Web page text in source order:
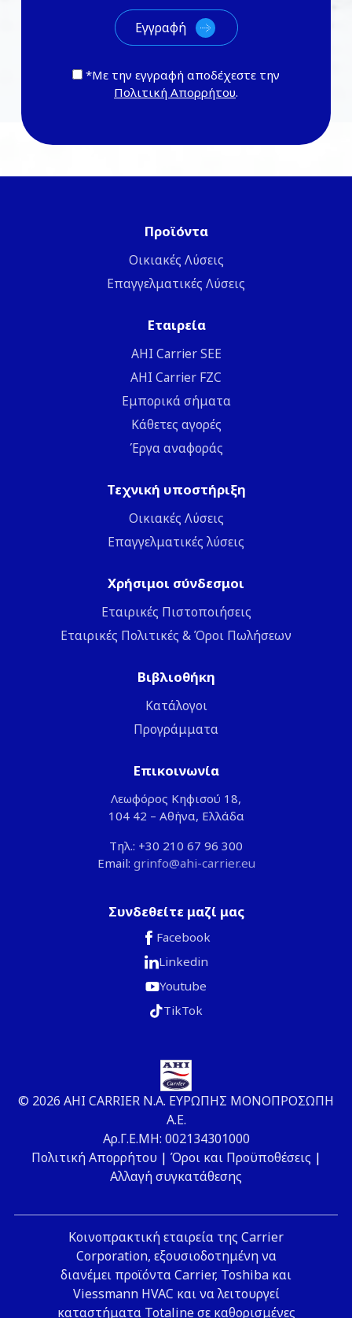
*Με την εγγραφή αποδέχεστε την
Πολιτική Απορρήτου.
Προϊόντα
Οικιακές Λύσεις
Επαγγελματικές Λύσεις
Εταιρεία
ΑΗΙ Carrier SEE
AHI Carrier FZC
Εμπορικά σήματα
Κάθετες αγορές
Έργα αναφοράς
Τεχνική υποστήριξη
Οικιακές Λύσεις
Επαγγελματικές λύσεις
Χρήσιμοι σύνδεσμοι
Εταιρικές Πιστοποιήσεις
Εταιρικές Πολιτικές & Όροι Πωλήσεων
Βιβλιοθήκη
Κατάλογοι
Προγράμματα
Επικοινωνία
Λεωφόρος Κηφισού 18,
104 42 – Αθήνα, Ελλάδα
Τηλ.: +30 210 67 96 300
Email: grinfo@ahi-carrier.eu
Συνδεθείτε μαζί μας
Facebook
Linkedin
Youtube
TikTok
© 2026 ΑΗΙ CARRIER Ν.Α. ΕΥΡΩΠΗΣ ΜΟΝΟΠΡΟΣΩΠΗ
Α.Ε.
Αρ.Γ.Ε.ΜΗ: 002134301000
Πολιτική Απορρήτου | Όροι και Προϋποθέσεις |
Αλλαγή συγκατάθεσης
Κοινοπρακτική εταιρεία της Carrier
Corporation, εξουσιοδοτημένη να
διανέμει προϊόντα Carrier, Toshiba και
Viessmann HVAC και να λειτουργεί
καταστήματα Totaline σε καθορισμένες